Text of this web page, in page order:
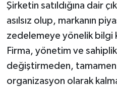
Şirketin satıldığına dair
asılsız olup, markanın
zedelemeye yönelik bilgi
Firma, yönetim ve sahiplik
değiştirmeden,
organizasyon olarak